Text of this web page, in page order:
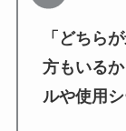
「どちら
方もいる
ルや使用